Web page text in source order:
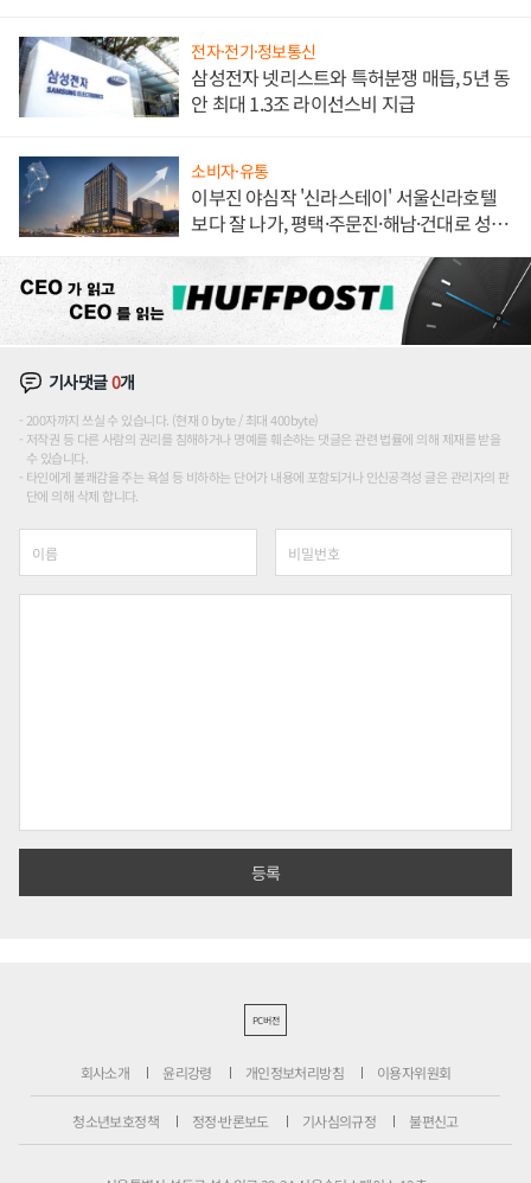
전자·전기·정보통신
삼성전자 넷리스트와 특허분쟁 매듭, 5년 동
안 최대 1.3조 라이선스비 지급
소비자·유통
이부진 야심작 '신라스테이' 서울신라호텔
보다 잘 나가, 평택·주문진·해남·건대로 성
기사댓글0개
200자까지 쓰실 수 있습니다. (현재 0 byte / 최대 400byte)
저작권 등 다른 사람의 권리를 침해하거나 명예를 훼손하는 댓글은 관련 법률에 의해 제재를 받을
수 있습니다.
타인에게 불쾌감을 주는 욕설 등 비하하는 단어가 내용에 포함되거나 인신공격성 글은 관리자의 판
단에 의해 삭제 합니다.
PC버전
회사소개 윤리강령 개인정보처리방침 이용자위원회
청소년보호정책 정정·반론보도 기사심의규정 불편신고